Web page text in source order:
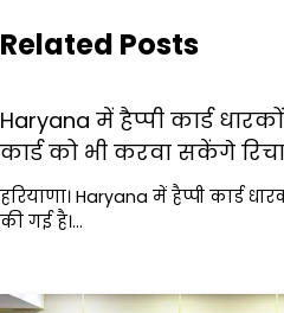
Related Posts
Haryana में हैप्पी कार्ड
कार्ड को भी करवा सकेंगे
हरियाणा। Haryana में हैप्पी कार्ड
की गई है।…